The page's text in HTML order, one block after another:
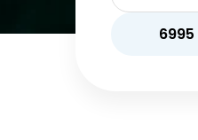
6995